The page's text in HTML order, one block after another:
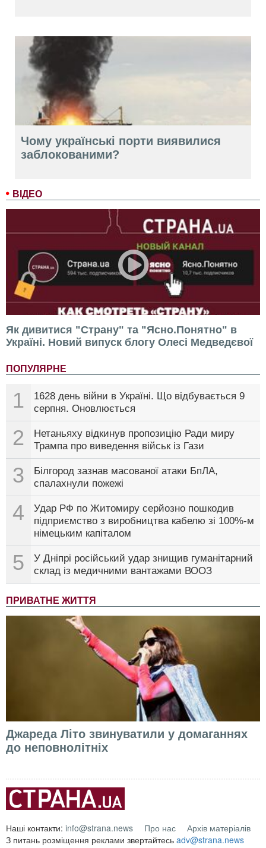
ВІДЕО
Як дивитися "Страну" та "Ясно.Понятно" в
Україні. Новий випуск блогу Олесі Медведєвої
ПОПУЛЯРНЕ
1
1628 день війни в Україні. Що відбувається 9
серпня. Оновлюється
2
Нетаньяху відкинув пропозицію Ради миру
Трампа про виведення військ із Гази
3
Білгород зазнав масованої атаки БпЛА,
спалахнули пожежі
4
Удар РФ по Житомиру серйозно пошкодив
підприємство з виробництва кабелю зі 100%-м
німецьким капіталом
5
У Дніпрі російський удар знищив гуманітарний
склад із медичними вантажами ВООЗ
ПРИВАТНЕ ЖИТТЯ
Джареда Літо звинуватили у домаганнях
до неповнолітніх
Чому українські порти виявилися
заблокованими?
Наші контакти: info@strana.news Про нас
Архів матеріалів
З питань розміщення реклами звертайтесь adv@strana.news